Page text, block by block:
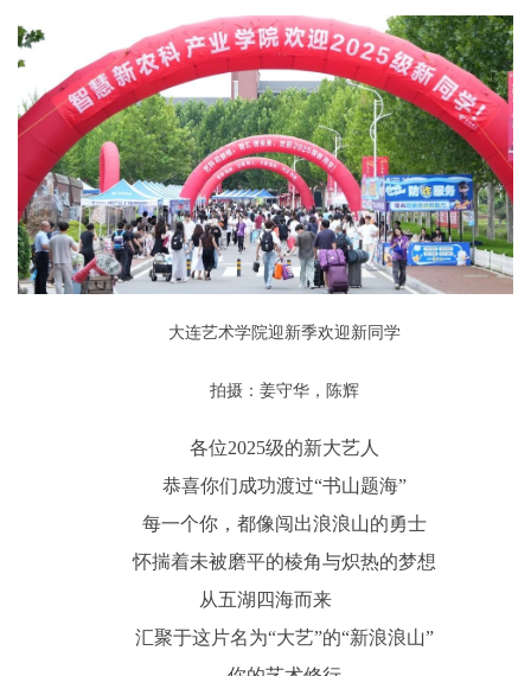
大连艺术学院迎新季欢迎新同学
拍摄：姜守华，陈辉
各位2025级的新大艺人
恭喜你们成功渡过“书山题海”
每一个你，都像闯出浪浪山的勇士
怀揣着未被磨平的棱角与炽热的梦想
从五湖四海而来
汇聚于这片名为“大艺”的“新浪浪山”